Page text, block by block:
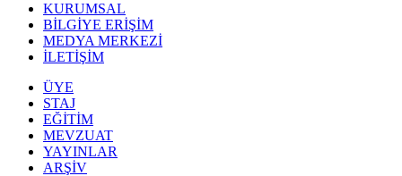
KURUMSAL
BİLGİYE ERİŞİM
MEDYA MERKEZİ
İLETİŞİM
ÜYE
STAJ
EĞİTİM
MEVZUAT
YAYINLAR
ARŞİV